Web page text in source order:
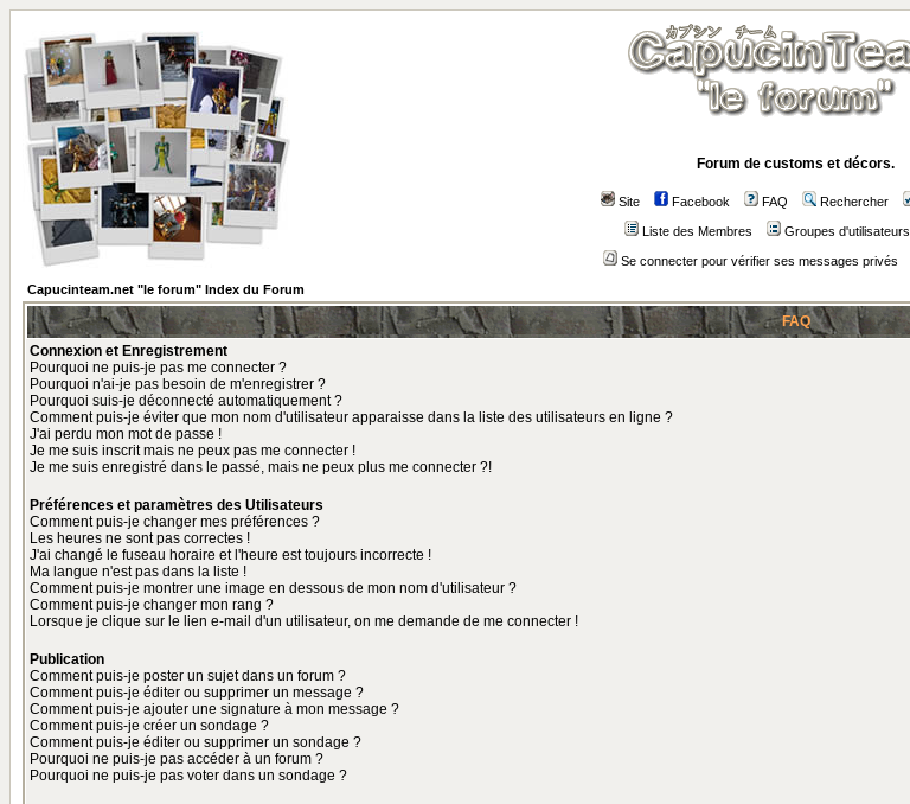
Forum de customs et décors.
Site Facebook FAQ Rechercher
Liste des Membres Groupes d'utilisateurs
Se connecter pour vérifier ses messages privés
Capucinteam.net "le forum" Index du Forum
FAQ
Connexion et Enregistrement
Pourquoi ne puis-je pas me connecter ?
Pourquoi n'ai-je pas besoin de m'enregistrer ?
Pourquoi suis-je déconnecté automatiquement ?
Comment puis-je éviter que mon nom d'utilisateur apparaisse dans la liste des utilisateurs en ligne ?
J'ai perdu mon mot de passe !
Je me suis inscrit mais ne peux pas me connecter !
Je me suis enregistré dans le passé, mais ne peux plus me connecter ?!
Préférences et paramètres des Utilisateurs
Comment puis-je changer mes préférences ?
Les heures ne sont pas correctes !
J'ai changé le fuseau horaire et l'heure est toujours incorrecte !
Ma langue n'est pas dans la liste !
Comment puis-je montrer une image en dessous de mon nom d'utilisateur ?
Comment puis-je changer mon rang ?
Lorsque je clique sur le lien e-mail d'un utilisateur, on me demande de me connecter !
Publication
Comment puis-je poster un sujet dans un forum ?
Comment puis-je éditer ou supprimer un message ?
Comment puis-je ajouter une signature à mon message ?
Comment puis-je créer un sondage ?
Comment puis-je éditer ou supprimer un sondage ?
Pourquoi ne puis-je pas accéder à un forum ?
Pourquoi ne puis-je pas voter dans un sondage ?